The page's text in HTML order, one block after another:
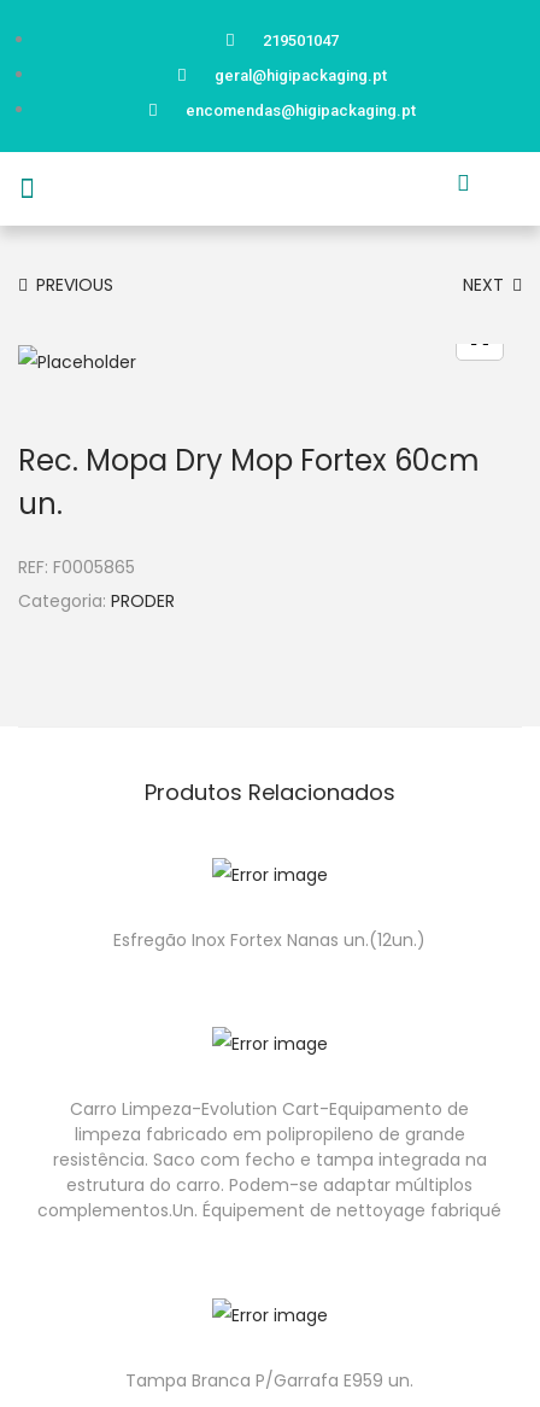
219501047
geral@higipackaging.pt
encomendas@higipackaging.pt
PREVIOUS NEXT
Rec. Mopa Dry Mop Fortex 60cm
un.
REF: F0005865
Categoria: PRODER
Produtos Relacionados
Esfregão Inox Fortex Nanas un.(12un.)
Carro Limpeza-Evolution Cart-Equipamento de
limpeza fabricado em polipropileno de grande
resistência. Saco com fecho e tampa integrada na
estrutura do carro. Podem-se adaptar múltiplos
complementos.Un. Équipement de nettoyage fabriqué
Tampa Branca P/Garrafa E959 un.